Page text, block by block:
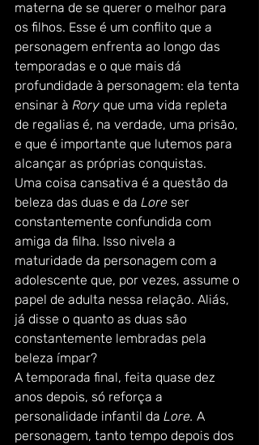
materna de se querer o melhor para
os filhos. Esse é um conflito que a
personagem enfrenta ao longo das
temporadas e o que mais dá
profundidade à personagem: ela tenta
ensinar à Rory que uma vida repleta
de regalias é, na verdade, uma prisão,
e que é importante que lutemos para
alcançar as próprias conquistas.
Uma coisa cansativa é a questão da
beleza das duas e da Lore ser
constantemente confundida com
amiga da filha. Isso nivela a
maturidade da personagem com a
adolescente que, por vezes, assume o
papel de adulta nessa relação. Aliás,
já disse o quanto as duas são
constantemente lembradas pela
beleza ímpar?
A temporada final, feita quase dez
anos depois, só reforça a
personalidade infantil da Lore. A
personagem, tanto tempo depois dos